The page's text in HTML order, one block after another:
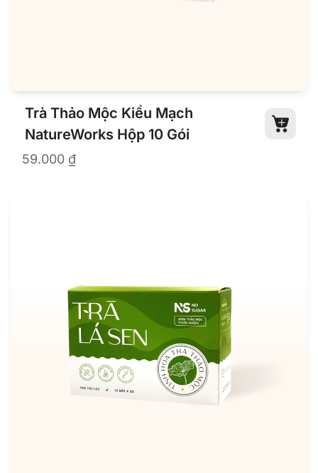
Trà Thảo Mộc Kiều Mạch
NatureWorks Hộp 10 Gói
59.000 ₫